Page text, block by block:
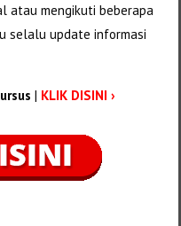
atau mengikuti beberapa
selalu update informasi
| KLIK DISINI ›